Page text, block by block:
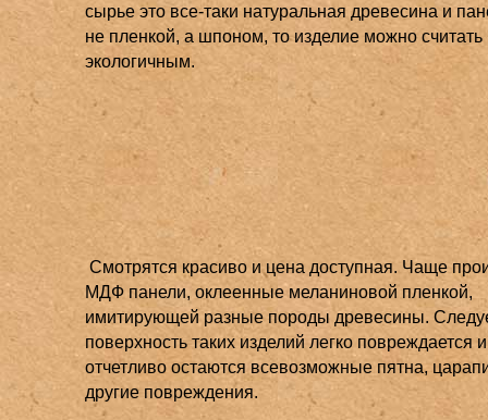
сырье это все-таки натуральная древесина и
не пленкой, а шпоном, то изделие можно считать
экологичным.
Смотрятся красиво и цена доступная. Чаще
МДФ панели, оклеенные меланиновой пленкой,
имитирующей разные породы древесины.
поверхность таких изделий легко повреждается
отчетливо остаются всевозможные пятна,
другие повреждения.